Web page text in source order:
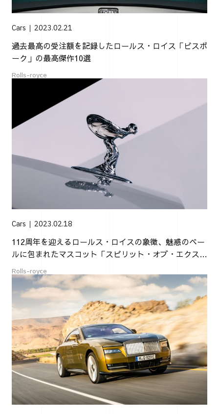
Cars 2023.02.21
過去最高の受注額を記録したロールス・ロイス「ビスポ
ーク」の最高傑作10選
Rolls-royce
Cars 2023.02.18
112周年を迎えるロールス・ロイスの象徴、魅惑のベー
ルに包まれたマスコット「スピリット・オブ・エクスタ
シー」とは？
Rolls-royce